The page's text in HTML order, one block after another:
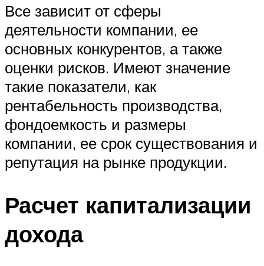
Все зависит от сферы
деятельности компании, ее
основных конкурентов, а также
оценки рисков. Имеют значение
такие показатели, как
рентабельность производства,
фондоемкость и размеры
компании, ее срок существования и
репутация на рынке продукции.
Расчет капитализации
дохода